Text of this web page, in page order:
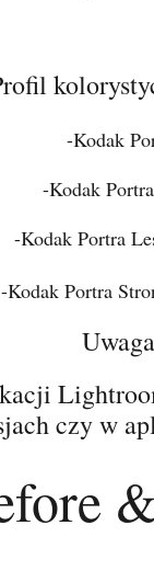
-Kodak
-Kodak
-Kodak Portra
-Kodak Portra
czy w